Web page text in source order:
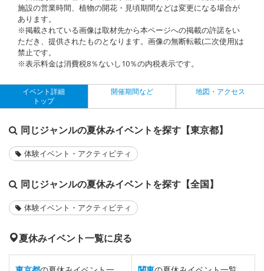
施設の営業時間、植物の開花・見頃期間などは変更になる場合が
あります。
※掲載されている画像は取材先から本ページへの掲載の許諾をい
ただき、提供されたものとなります。画像の無断転載(二次使用)は
禁止です。
※表示料金は消費税8％ないし10％の内税表示です。
イベント詳細
トップ
開催期間など 地図・アクセス
同じジャンルの夏休みイベントを探す【東京都】
体験イベント・アクティビティ
同じジャンルの夏休みイベントを探す【全国】
体験イベント・アクティビティ
夏休みイベント一覧に戻る